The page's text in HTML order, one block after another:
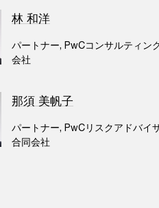
林 和洋
パートナー, PwCコンサルティン
会社
那須 美帆子
パートナー, PwCリスクアドバイ
合同会社